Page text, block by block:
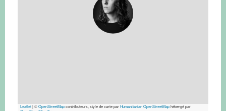
Leaflet|©OpenStreetMapcontributeurs, style de carte parHumanitarian OpenStreetMaphébergé par